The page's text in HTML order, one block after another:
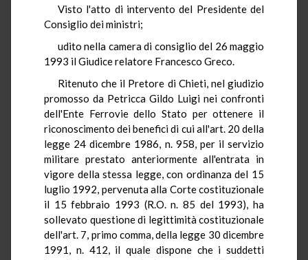
Visto l'atto di intervento del Presidente del
Consiglio dei ministri;
udito nella camera di consiglio del 26 maggio
1993 il Giudice relatore Francesco Greco.
Ritenuto che il Pretore di Chieti, nel giudizio
promosso da Petricca Gildo Luigi nei confronti
dell'Ente Ferrovie dello Stato per ottenere il
riconoscimento dei benefici di cui all'art. 20 della
legge 24 dicembre 1986, n. 958, per il servizio
militare prestato anteriormente all'entrata in
vigore della stessa legge, con ordinanza del 15
luglio 1992, pervenuta alla Corte costituzionale
il 15 febbraio 1993 (R.O. n. 85 del 1993), ha
sollevato questione di legittimità costituzionale
dell'art. 7, primo comma, della legge 30 dicembre
1991, n. 412, il quale dispone che i suddetti